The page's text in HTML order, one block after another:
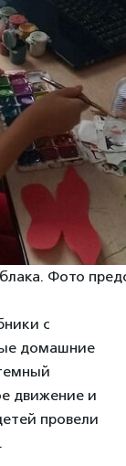
Фото
с
домашние
движение и
провели